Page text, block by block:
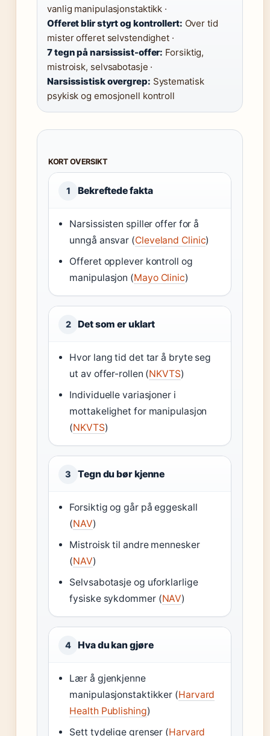
vanlig manipulasjonstaktikk ·
Offeret blir styrt og kontrollert: Over tid
mister offeret selvstendighet ·
7 tegn på narsissist-offer: Forsiktig,
mistroisk, selvsabotasje ·
Narsissistisk overgrep: Systematisk
psykisk og emosjonell kontroll
KORT OVERSIKT
1 Bekreftede fakta
Narsissisten spiller offer for å
unngå ansvar (Cleveland Clinic)
Offeret opplever kontroll og
manipulasjon (Mayo Clinic)
2 Det som er uklart
Hvor lang tid det tar å bryte seg
ut av offer-rollen (NKVTS)
Individuelle variasjoner i
mottakelighet for manipulasjon
(NKVTS)
3 Tegn du bør kjenne
Forsiktig og går på eggeskall
(NAV)
Mistroisk til andre mennesker
(NAV)
Selvsabotasje og uforklarlige
fysiske sykdommer (NAV)
4 Hva du kan gjøre
Lær å gjenkjenne
manipulasjonstaktikker (Harvard
Health Publishing)
Sett tydelige grenser (Harvard